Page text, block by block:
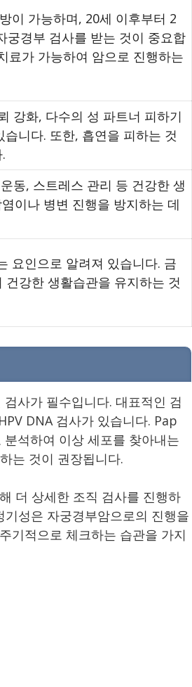
이 가능하며, 20세 이후부터 2
경부 검사를 받는 것이 중요합
료가 가능하여 암으로 진행하는
강화, 다수의 성 파트너 피하기
니다. 또한, 흡연을 피하는 것
동, 스트레스 관리 등 건강한 생
이나 병변 진행을 방지하는 데
요인으로 알려져 있습니다. 금
강한 생활습관을 유지하는 것
사가 필수입니다. 대표적인 검
DNA 검사가 있습니다. Pap
석하여 이상 세포를 찾아내는
는 것이 권장됩니다.
더 상세한 조직 검사를 진행하
성은 자궁경부암으로의 진행을
기적으로 체크하는 습관을 가지